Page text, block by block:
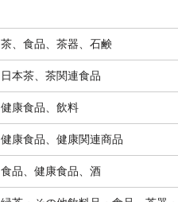
茶、食品、茶器、石鹸
日本茶、茶関連食品
健康食品、飲料
健康食品、健康関連商品
食品、健康食品、酒